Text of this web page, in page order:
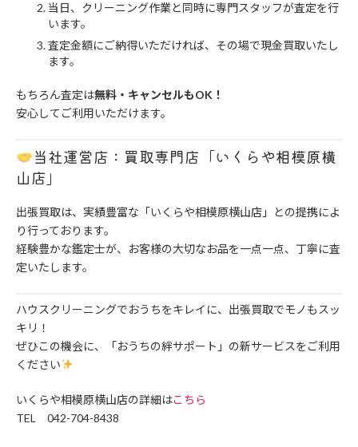
当日、クリーニング作業と同時に専門スタッフが査定を行
います。
査定金額にご納得いただければ、その場で現金買取いたし
ます。
もちろん査定は無料・キャンセルもOK！
安心してご利用いただけます。
当社運営店：買取専門店「いくらや相模原横
山店」
出張買取は、実績豊富な「いくらや相模原横山店」との提携によ
り行っております。
経験豊かな鑑定士が、お客様の大切なお品を一点一点、丁寧に査
定いたします。
ハウスクリーニングでおうちをキレイに、出張買取でモノもスッ
キリ！
ぜひこの機会に、「おうちの絆サポート」の新サービスをご利用
ください
いくらや相模原横山店の詳細はこちら
TEL 042-704-8438